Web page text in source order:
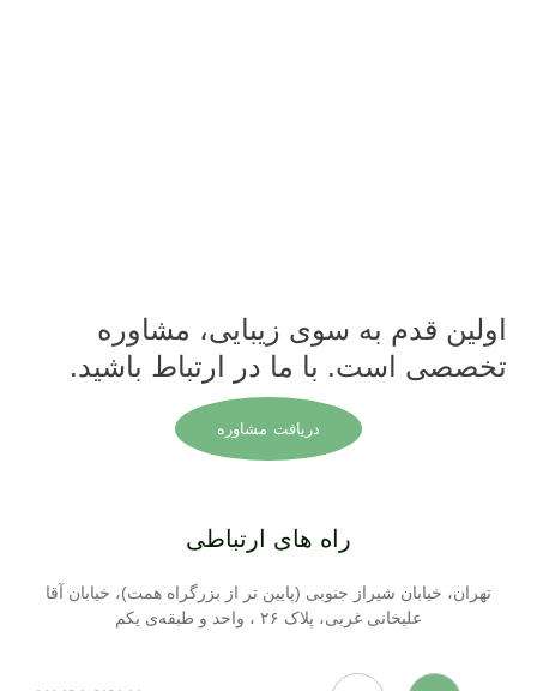
اولین قدم به سوی زیبایی، مشاوره
تخصصی است. با ما در ارتباط باشید.
دریافت مشاوره
راه های ارتباطی
تهران، خیابان شیراز جنوبی (پایین تر از بزرگراه همت)، خیابان آقا
علیخانی غربی، پلاک ۲۶ ، واحد و طبقه‌ی یکم